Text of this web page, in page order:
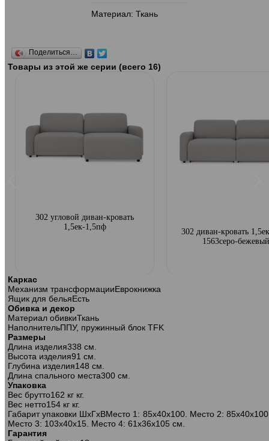
Материал: Ткань
Поделиться…
Товары из этой же серии (всего 16)
302 угловой диван-кровать
1,5ек-1,5пф
302 диван-кровать
1563серо-бежевый
302 диван-кровать 1,5ек-1,5ек-1,5пф
Каркас
Механизм трансформацииЕврокнижка
Ящик для бельяЕсть
Обивка и декор
Материал обивкиТкань
НаполнительППУ, пружинный блок TFK
Размеры
Длина изделия338 см.
Высота изделия91 см.
Глубина изделия148 см.
Длина спального места300 см.
Упаковка
Вес брутто162 кг кг.
Вес нетто154 кг кг.
Габарит упаковки ШхГхВМесто 1: 85х40х100. Место 2:
Место 3: 103х40х15. Место 4: 61х36х105 см.
Гарантия